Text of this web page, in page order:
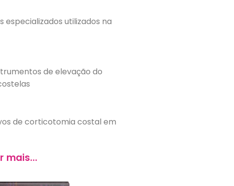
especializados utilizados na
de elevação do
de corticotomia costal em
mais...